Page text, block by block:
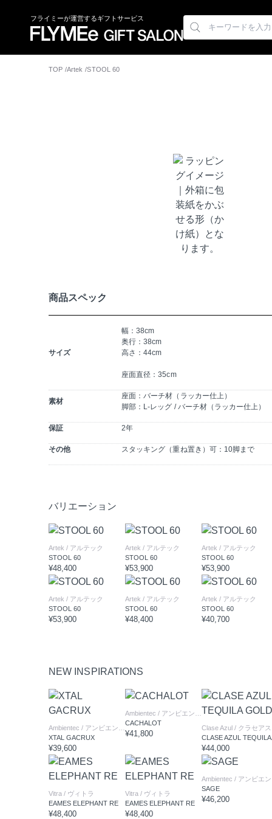
フライミーが運営するギフトサービス
TOP Artek STOOL 60
商品スペック
サイズ
幅：38cm
奥行：38cm
高さ：44cm
座面直径：35cm
素材
座面：バーチ材（ラッカー仕上）
脚部：L-レッグ / バーチ材（ラッカー仕上）
保証 2年
その他 スタッキング（重ね置き）可：10脚まで
バリエーション
Artek / アルテック
STOOL 60
¥48,400
Artek / アルテック
STOOL 60
¥53,900
Artek / アルテック
STOOL 60
¥53,900
Artek / アルテック
STOOL 60
¥53,900
Artek / アルテック
STOOL 60
¥48,400
Artek / アルテック
STOOL 60
¥40,700
NEW INSPIRATIONS
Ambientec / アンビエンテック
XTAL GACRUX
¥39,600
Ambientec / アンビエンテック
CACHALOT
¥41,800
Clase Azul / クラセアスール
¥44,000
Vitra / ヴィトラ
EAMES ELEPHANT RE
¥48,400
Vitra / ヴィトラ
EAMES ELEPHANT RE
¥48,400
Ambientec / アンビエンテック
SAGE
¥46,200